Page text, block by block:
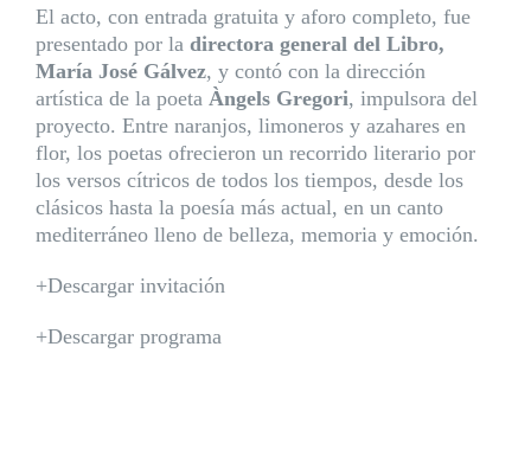
El acto, con entrada gratuita y aforo completo, fue
presentado por la directora general del Libro,
María José Gálvez, y contó con la dirección
artística de la poeta Àngels Gregori, impulsora del
proyecto. Entre naranjos, limoneros y azahares en
flor, los poetas ofrecieron un recorrido literario por
los versos cítricos de todos los tiempos, desde los
clásicos hasta la poesía más actual, en un canto
mediterráneo lleno de belleza, memoria y emoción.
+Descargar invitación
+Descargar programa